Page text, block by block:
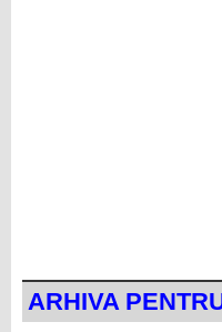
ARHIVA